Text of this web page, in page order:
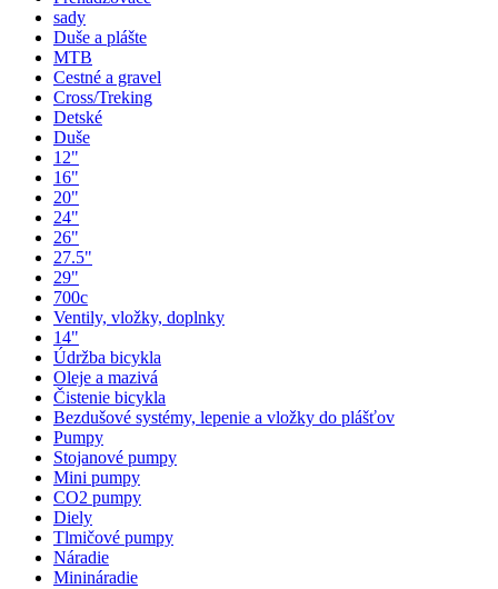
sady
Duše a plášte
MTB
Cestné a gravel
Cross/Treking
Detské
Duše
12"
16"
20"
24"
26"
27.5"
29"
700c
Ventily, vložky, doplnky
14"
Údržba bicykla
Oleje a mazivá
Čistenie bicykla
Bezdušové systémy, lepenie a vložky do plášťov
Pumpy
Stojanové pumpy
Mini pumpy
CO2 pumpy
Diely
Tlmičové pumpy
Náradie
Minináradie